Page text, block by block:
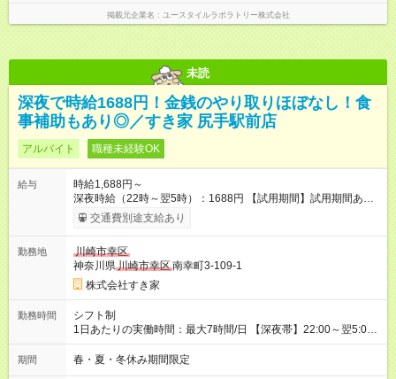
掲載元企業名 ユースタイルラボラトリー株式会社
未読
深夜で時給1688円！金銭のやり取りほぼなし！食
事補助もあり◎／すき家 尻手駅前店
アルバイト 職種未経験OK
給与
時給1,688円～
深夜時給（22時～翌5時）：1688円 【試用期間】試用期間あり
試用期間の長さ：1ヶ月 雇用形態、給与は本採用時と同じです。
試用期間の実態は30日（※条件変更なし）ですが、切り上げで
同時給）
交通費別途支給あり
勤務地
川崎市幸区
神奈川県川崎市幸区南幸町3-109-1
株式会社すき家
勤務時間
シフト制
1日あたりの実働時間：最大7時間/日 【深夜帯】22:00～翌5:00
週2日～・1日2h～OK◎ ※22:00から翌5:00までは18歳以上の方
のみ勤務可能です（18歳未満の深夜業務禁止のため） ★深夜で
期間 春・夏・冬休み期間限定